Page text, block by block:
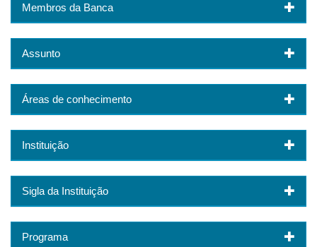
Membros da Banca
Assunto
Áreas de conhecimento
Instituição
Sigla da Instituição
Programa